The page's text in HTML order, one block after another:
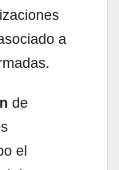
a
de
el